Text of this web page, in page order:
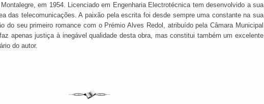
em 1954. Licenciado em Engenharia Electrotécnica tem desenvolvido a sua
das telecomunicações. A paixão pela escrita foi desde sempre uma constante na sua
do seu primeiro romance com o Prémio Alves Redol, atribuído pela Câmara Municipal
apenas justiça à inegável qualidade desta obra, mas constitui também um excelente
do autor.